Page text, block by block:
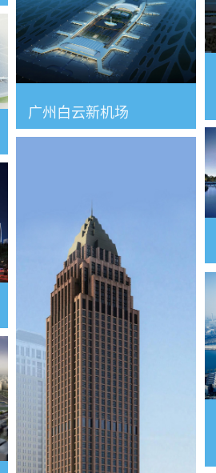
广州白云新机场